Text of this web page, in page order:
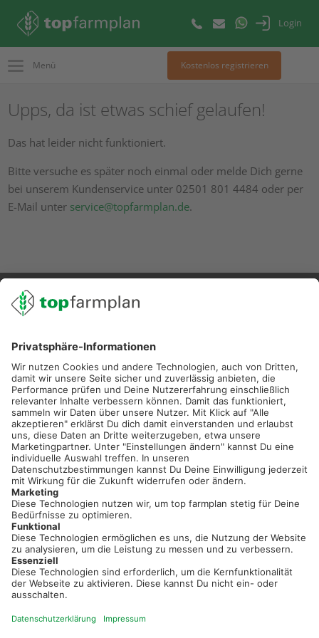
Login
Menü Kostenlos registrieren
Upps, da ist etwas schief gelaufen!
Das hat leider nicht funktioniert.
Bitte versuche es später noch einmal oder melde Dich gerne
bei unserem Kundenservice unter 02501 801 4484 oder per
E-Mail unter service@topfarmplan.de.
02501 801 44 84
service@topfarmplan.de
Sei immer auf dem Laufenden!
Neue Features, spannende Tipps und hilfreiche Anleitungen!
Registriere dich kostenlos!
einfach und bequem!